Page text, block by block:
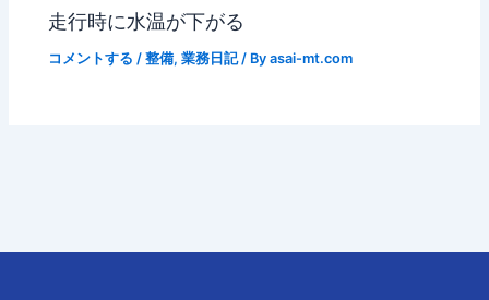
走行時に水温が下がる
コメントする /整備,業務日記/ Byasai-mt.com